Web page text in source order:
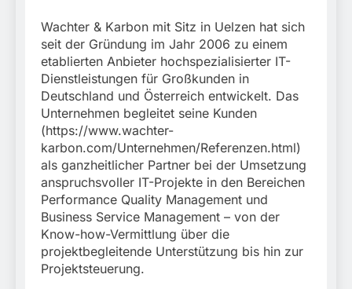
Wachter & Karbon mit Sitz in Uelzen hat sich
seit der Gründung im Jahr 2006 zu einem
etablierten Anbieter hochspezialisierter IT-
Dienstleistungen für Großkunden in
Deutschland und Österreich entwickelt. Das
Unternehmen begleitet seine Kunden
(https://www.wachter-
karbon.com/Unternehmen/Referenzen.html)
als ganzheitlicher Partner bei der Umsetzung
anspruchsvoller IT-Projekte in den Bereichen
Performance Quality Management und
Business Service Management – von der
Know-how-Vermittlung über die
projektbegleitende Unterstützung bis hin zur
Projektsteuerung.